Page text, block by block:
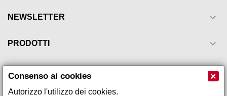
NEWSLETTER 
PRODOTTI 

Consenso ai cookies ×
Autorizzo l'utilizzo dei cookies.